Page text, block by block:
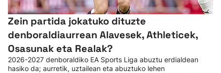
Zein partida jokatuko dituzte
denboraldiaurrean Alavesek, Athleticek,
Osasunak eta Realak?
2026-2027 denboraldiko EA Sports Liga abuztu erdialdean
hasiko da; aurretik, uztailean eta abuztuko lehen